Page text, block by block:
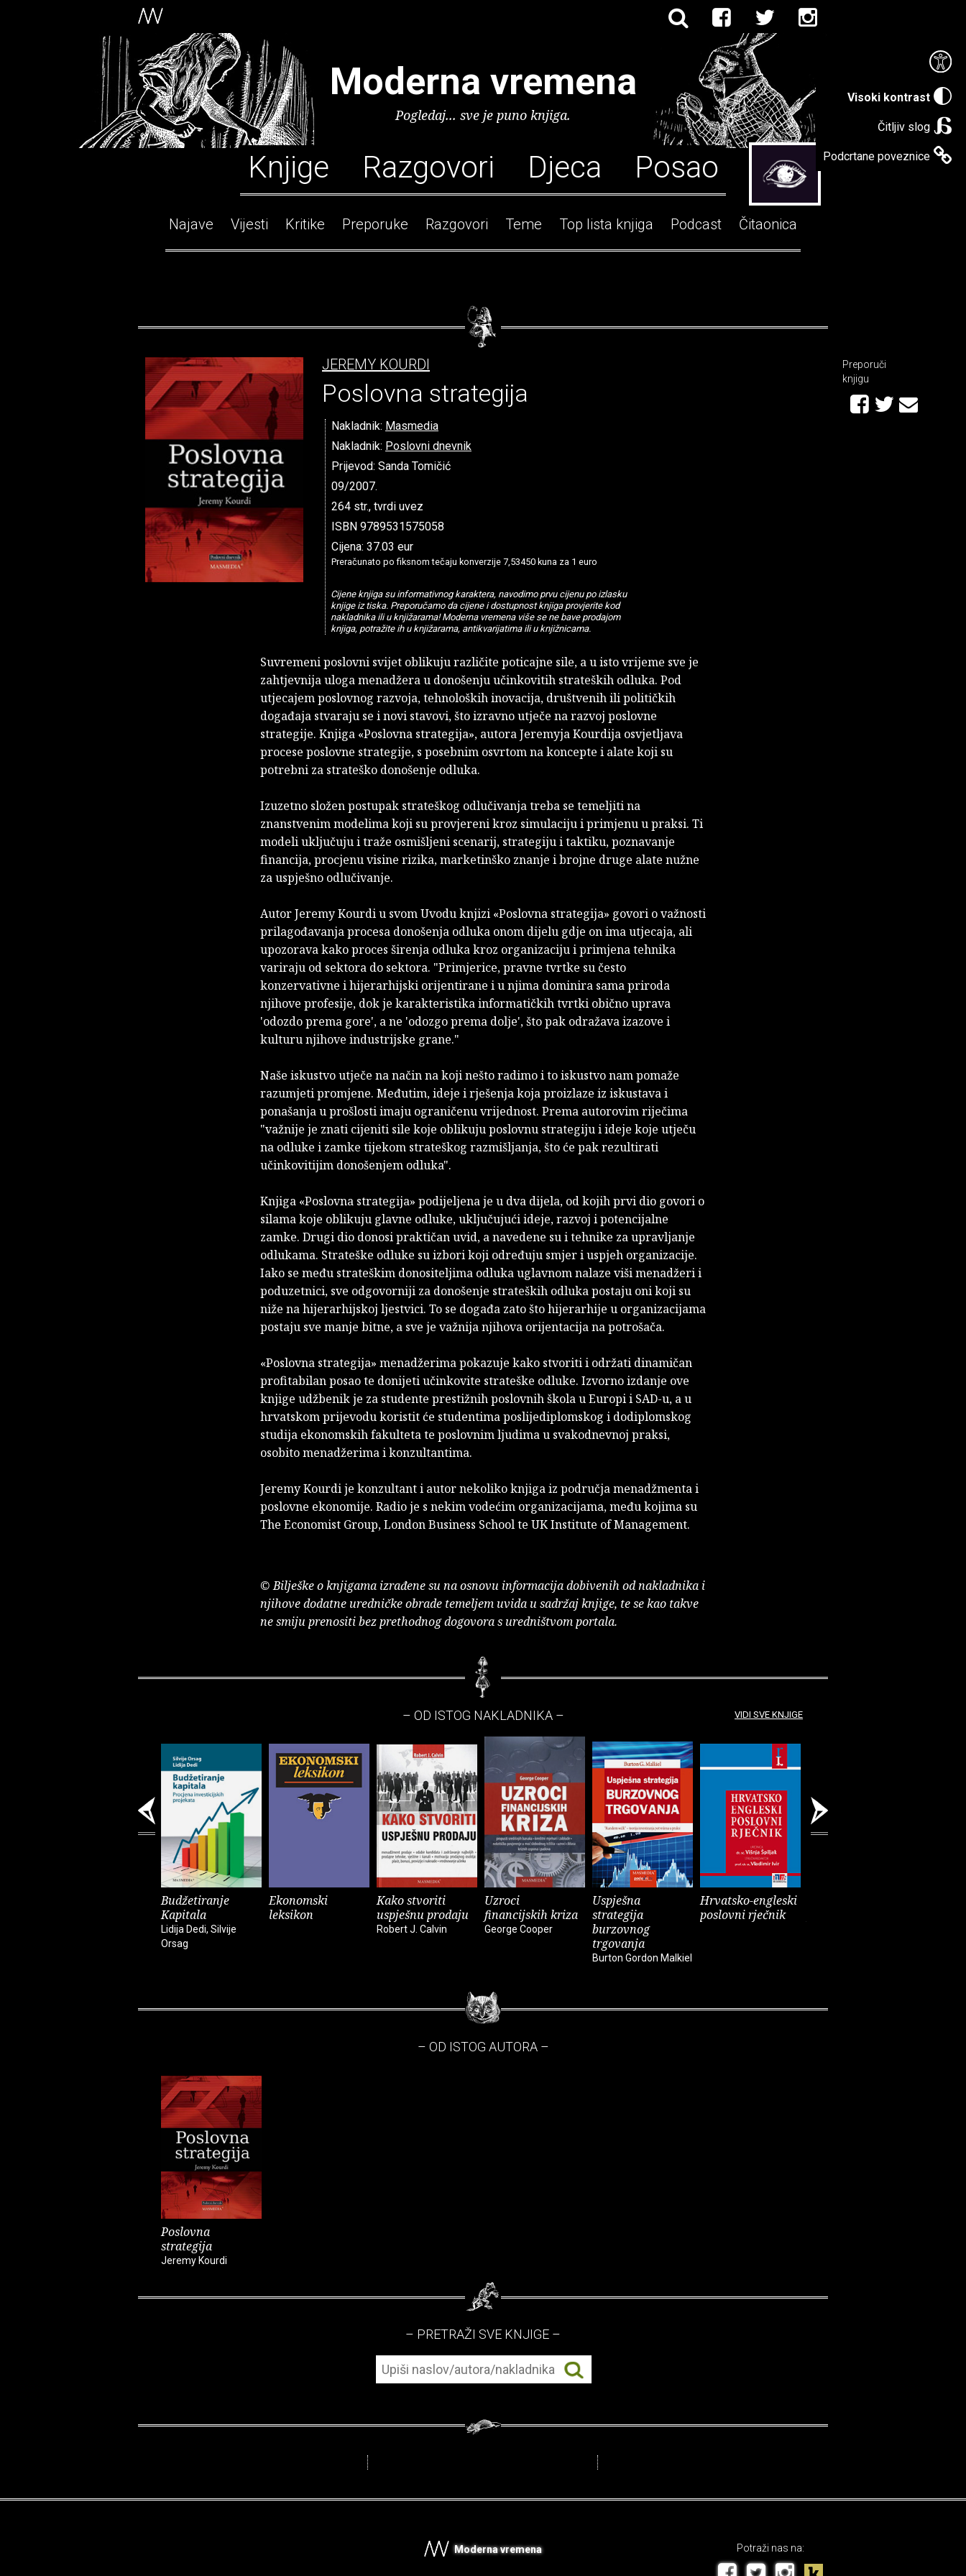
Visoki kontrast
Čitljiv slog
Podcrtane poveznice
Moderna vremena
Pogledaj... sve je puno knjiga.
Knjige Razgovori Djeca Posao
Najave Vijesti Kritike Preporuke Razgovori Teme Top lista knjiga Podcast Čitaonica
JEREMY KOURDI
Poslovna strategija
Nakladnik: Masmedia
Nakladnik: Poslovni dnevnik
Prijevod: Sanda Tomičić
09/2007.
264 str., tvrdi uvez
ISBN 9789531575058
Cijena: 37.03 eur
Preračunato po fiksnom tečaju konverzije 7,53450 kuna za 1 euro
Cijene knjiga su informativnog karaktera, navodimo prvu cijenu po izlasku
knjige iz tiska. Preporučamo da cijene i dostupnost knjiga provjerite kod
nakladnika ili u knjižarama! Moderna vremena više se ne bave prodajom
knjiga, potražite ih u knjižarama, antikvarijatima ili u knjižnicama.
Suvremeni poslovni svijet oblikuju različite poticajne sile, a u isto vrijeme sve je
zahtjevnija uloga menadžera u donošenju učinkovitih strateških odluka. Pod
utjecajem poslovnog razvoja, tehnoloških inovacija, društvenih ili političkih
događaja stvaraju se i novi stavovi, što izravno utječe na razvoj poslovne
strategije. Knjiga «Poslovna strategija», autora Jeremyja Kourdija osvjetljava
procese poslovne strategije, s posebnim osvrtom na koncepte i alate koji su
potrebni za strateško donošenje odluka.
Izuzetno složen postupak strateškog odlučivanja treba se temeljiti na
znanstvenim modelima koji su provjereni kroz simulaciju i primjenu u praksi. Ti
modeli uključuju i traže osmišljeni scenarij, strategiju i taktiku, poznavanje
financija, procjenu visine rizika, marketinško znanje i brojne druge alate nužne
za uspješno odlučivanje.
Autor Jeremy Kourdi u svom Uvodu knjizi «Poslovna strategija» govori o važnosti
prilagođavanja procesa donošenja odluka onom dijelu gdje on ima utjecaja, ali
upozorava kako proces širenja odluka kroz organizaciju i primjena tehnika
variraju od sektora do sektora. "Primjerice, pravne tvrtke su često
konzervativne i hijerarhijski orijentirane i u njima dominira sama priroda
njihove profesije, dok je karakteristika informatičkih tvrtki obično uprava
'odozdo prema gore', a ne 'odozgo prema dolje', što pak odražava izazove i
kulturu njihove industrijske grane."
Naše iskustvo utječe na način na koji nešto radimo i to iskustvo nam pomaže
razumjeti promjene. Međutim, ideje i rješenja koja proizlaze iz iskustava i
ponašanja u prošlosti imaju ograničenu vrijednost. Prema autorovim riječima
"važnije je znati cijeniti sile koje oblikuju poslovnu strategiju i ideje koje utječu
na odluke i zamke tijekom strateškog razmišljanja, što će pak rezultirati
učinkovitijim donošenjem odluka".
Knjiga «Poslovna strategija» podijeljena je u dva dijela, od kojih prvi dio govori o
silama koje oblikuju glavne odluke, uključujući ideje, razvoj i potencijalne
zamke. Drugi dio donosi praktičan uvid, a navedene su i tehnike za upravljanje
odlukama. Strateške odluke su izbori koji određuju smjer i uspjeh organizacije.
Iako se među strateškim donositeljima odluka uglavnom nalaze viši menadžeri i
poduzetnici, sve odgovorniji za donošenje strateških odluka postaju oni koji su
niže na hijerarhijskoj ljestvici. To se događa zato što hijerarhije u organizacijama
postaju sve manje bitne, a sve je važnija njihova orijentacija na potrošača.
«Poslovna strategija» menadžerima pokazuje kako stvoriti i održati dinamičan
profitabilan posao te donijeti učinkovite strateške odluke. Izvorno izdanje ove
knjige udžbenik je za studente prestižnih poslovnih škola u Europi i SAD-u, a u
hrvatskom prijevodu koristit će studentima poslijediplomskog i dodiplomskog
studija ekonomskih fakulteta te poslovnim ljudima u svakodnevnoj praksi,
osobito menadžerima i konzultantima.
Jeremy Kourdi je konzultant i autor nekoliko knjiga iz područja menadžmenta i
poslovne ekonomije. Radio je s nekim vodećim organizacijama, među kojima su
The Economist Group, London Business School te UK Institute of Management.
© Bilješke o knjigama izrađene su na osnovu informacija dobivenih od nakladnika i
njihove dodatne uredničke obrade temeljem uvida u sadržaj knjige, te se kao takve
ne smiju prenositi bez prethodnog dogovora s uredništvom portala.
Preporuči
knjigu
– OD ISTOG NAKLADNIKA –
Budžetiranje
Kapitala
Lidija Dedi, Silvije
Orsag
Ekonomski
leksikon
Kako stvoriti
uspješnu prodaju
Robert J. Calvin
Uzroci
financijskih kriza
George Cooper
Uspješna
strategija
burzovnog
trgovanja
Burton Gordon Malkiel
Hrvatsko-engleski
poslovni rječnik
VIDI SVE KNJIGE
– OD ISTOG AUTORA –
Poslovna
strategija
Jeremy Kourdi
– PRETRAŽI SVE KNJIGE –
Moderna vremena Potraži nas na: